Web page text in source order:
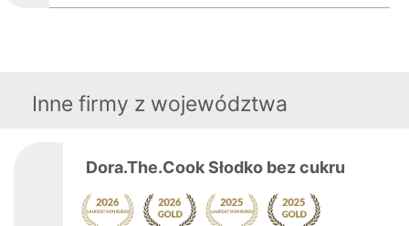
Inne firmy z województwa
Dora.The.Cook Słodko bez cukru